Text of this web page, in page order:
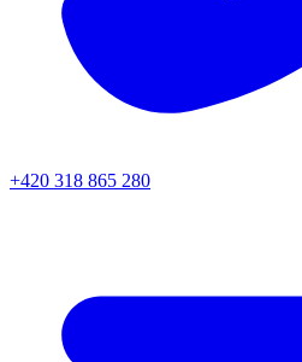
+420 318 865 280